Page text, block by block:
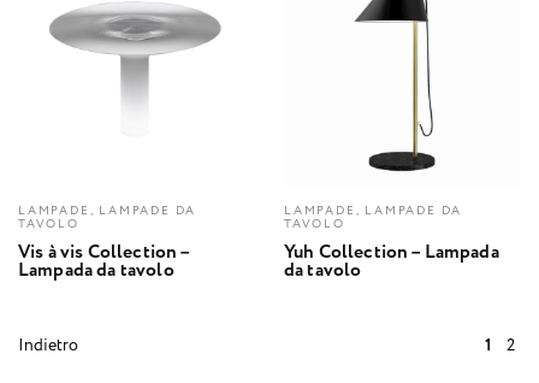
LAMPADE, LAMPADE DA
TAVOLO
Vis à vis Collection –
Lampada da tavolo
LAMPADE, LAMPADE DA
TAVOLO
Yuh Collection – Lampada
da tavolo
Indietro 1 2